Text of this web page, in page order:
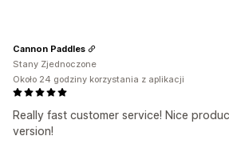
Really fast customer service! Nice
version!
Cannon Paddles
Stany Zjednoczone
Około 24 godziny korzystania z aplikacji